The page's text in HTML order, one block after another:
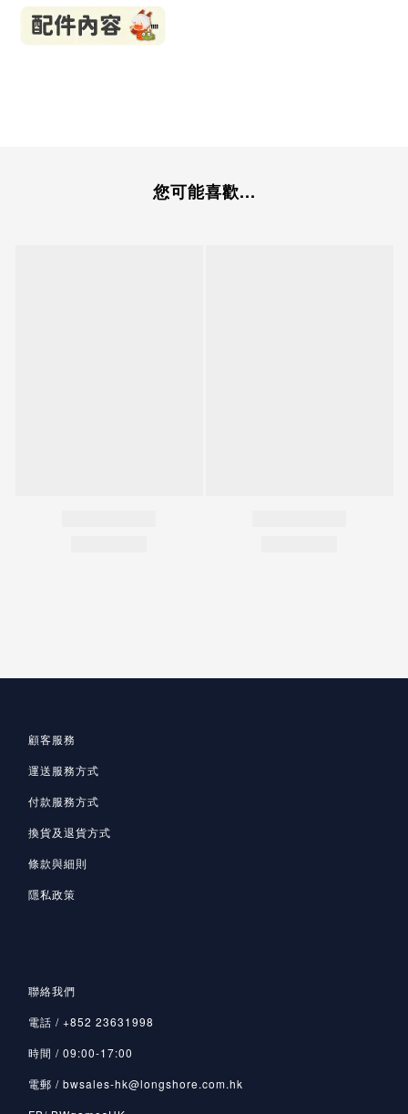
您可能喜歡...
顧客服務
運送服務方式
付款服務方式
換貨及退貨方式
條款與細則
隱私政策
聯絡我們
電話 / +852 23631998
時間 / 09:00-17:00
電郵 / bwsales-hk@longshore.com.hk